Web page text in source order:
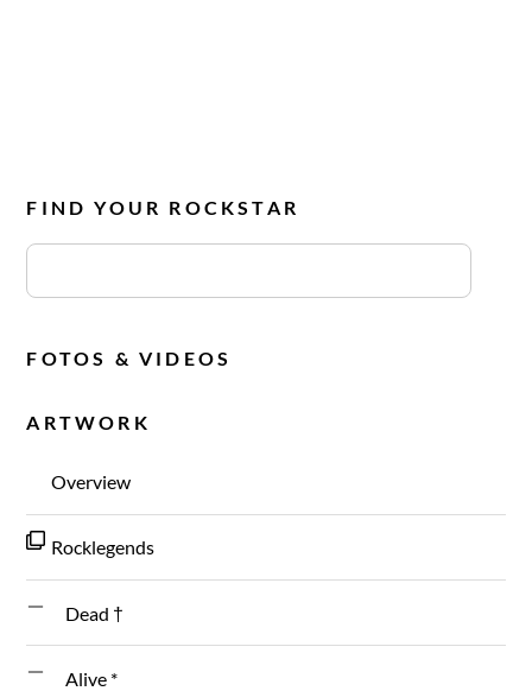
FIND YOUR ROCKSTAR
FOTOS & VIDEOS
ARTWORK
Overview
Rocklegends
Dead †
Alive *